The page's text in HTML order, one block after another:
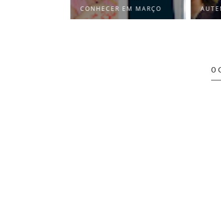
CONHECER EM MARÇO
0